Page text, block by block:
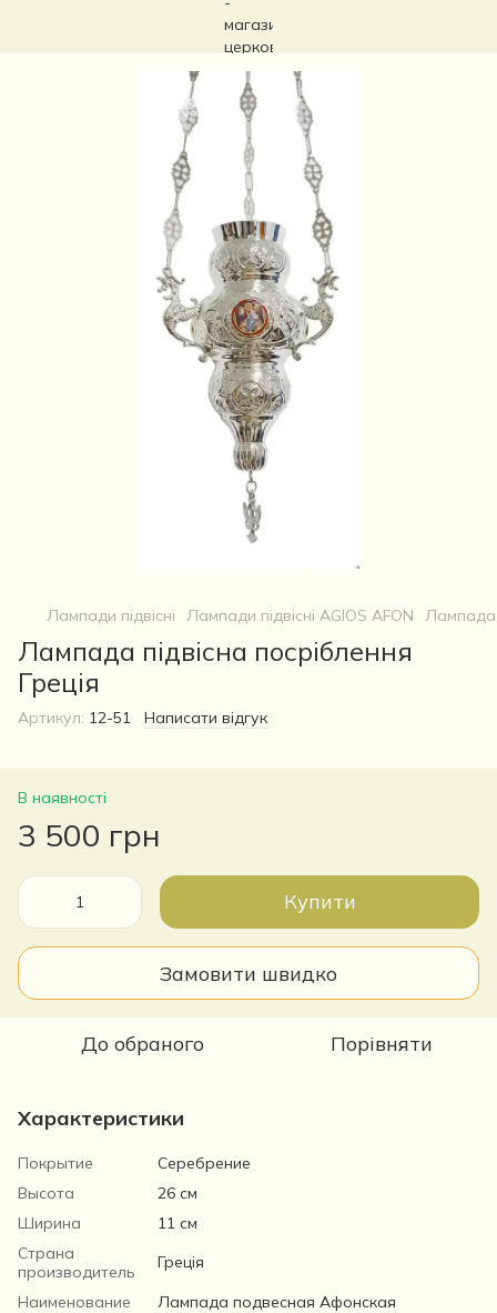
Лампади підвісні Лампади підвісні AGIOS AFON Лампада
Лампада підвісна посріблення
Греція
Артикул: 12-51 Написати відгук
В наявності
3 500 грн
Купити
Замовити швидко
До обраного Порівняти
Характеристики
Покрытие
Серебрение
Высота
26 см
Ширина
11 см
Страна
производитель
Греція
Наименование
Лампада подвесная Афонская